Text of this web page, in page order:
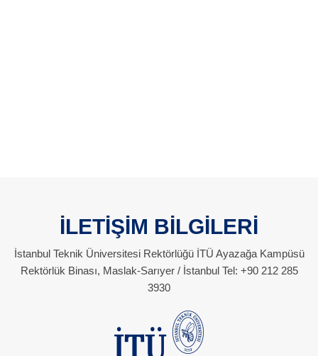
İLETİŞİM BİLGİLERİ
İstanbul Teknik Üniversitesi Rektörlüğü İTÜ Ayazağa Kampüsü
Rektörlük Binası, Maslak-Sarıyer / İstanbul Tel: +90 212 285
3930